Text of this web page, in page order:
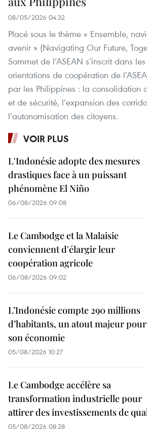
08/05/2026 04:32
Placé sous le thème « Ensemble,
avenir » (Navigating Our Future,
Sommet de l’ASEAN s’inscrit dans
orientations de coopération de
par les Philippines : la consolidation
et de sécurité, l’expansion des
l’autonomisation des citoyens.
VOIR PLUS
L'Indonésie adopte des mesures
drastiques face à un puissant
phénomène El Niño
06/08/2026 09:08
Le Cambodge et la Malaisie
conviennent d'élargir leur
coopération agricole
06/08/2026 09:02
L’Indonésie compte 290 millions
d’habitants, un atout majeur pour
son économie
05/08/2026 10:27
Le Cambodge accélère sa
transformation industrielle pour
attirer des investissements de
05/08/2026 08:28